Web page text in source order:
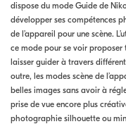
dispose du mode Guide de
développer ses compétences
de l’appareil pour une scène.
ce mode pour se voir proposer
laisser guider à travers
outre, les modes scène de
belles images sans avoir à
prise de vue encore plus
photographie silhouette ou